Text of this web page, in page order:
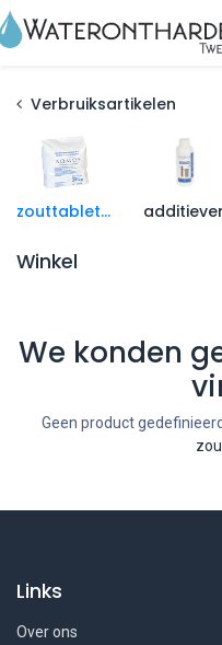
Verbruiksartikelen
zouttabletten
Winkel
We konden
Geen product
Links
Over ons